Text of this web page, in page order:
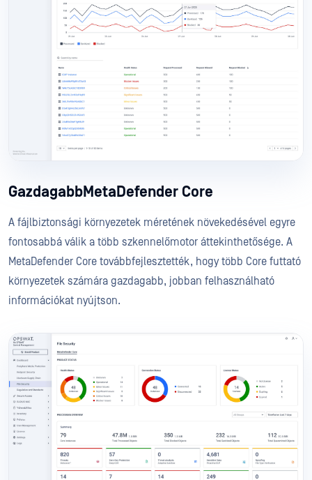
GazdagabbMetaDefender Core
A fájlbiztonsági környezetek méretének növekedésével egyre
fontosabbá válik a több szkennelőmotor áttekinthetősége. A
MetaDefender Core továbbfejlesztették, hogy több Core futtató
környezetek számára gazdagabb, jobban felhasználható
információkat nyújtson.